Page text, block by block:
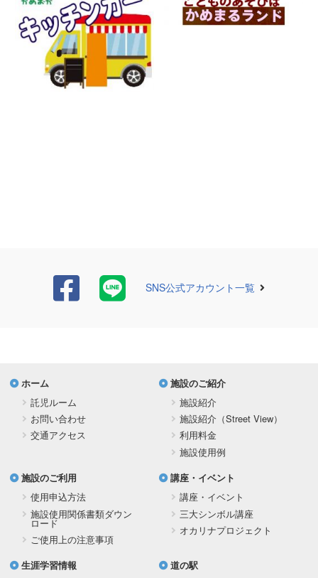
SNS公式アカウント一覧
ホーム
託児ルーム
お問い合わせ
交通アクセス
施設のご紹介
施設紹介
施設紹介（Street View）
利用料金
施設使用例
施設のご利用
使用申込方法
施設使用関係書類ダウン
ロード
ご使用上の注意事項
講座・イベント
講座・イベント
三大シンボル講座
オカリナプロジェクト
生涯学習情報
道の駅